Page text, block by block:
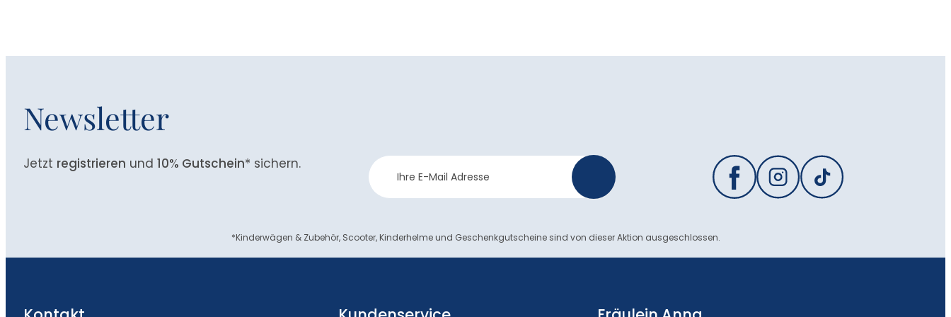
Newsletter
Jetzt registrieren und 10% Gutschein* sichern.
Newsletter
Anmeldung
*Kinderwägen & Zubehör, Scooter, Kinderhelme und Geschenkgutscheine sind von dieser Aktion ausgeschlossen.